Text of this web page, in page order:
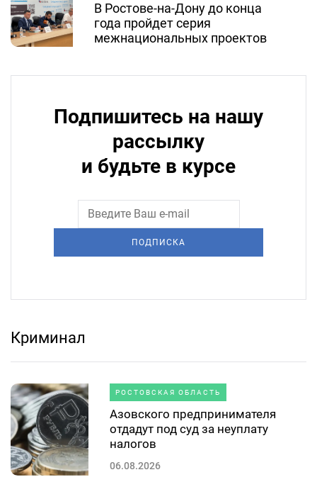
В Ростове-на-Дону до конца
года пройдет серия
межнациональных проектов
Подпишитесь на нашу
рассылку
и будьте в курсе
ПОДПИСКА
Криминал
РОСТОВСКАЯ ОБЛАСТЬ
Азовского предпринимателя
отдадут под суд за неуплату
налогов
06.08.2026